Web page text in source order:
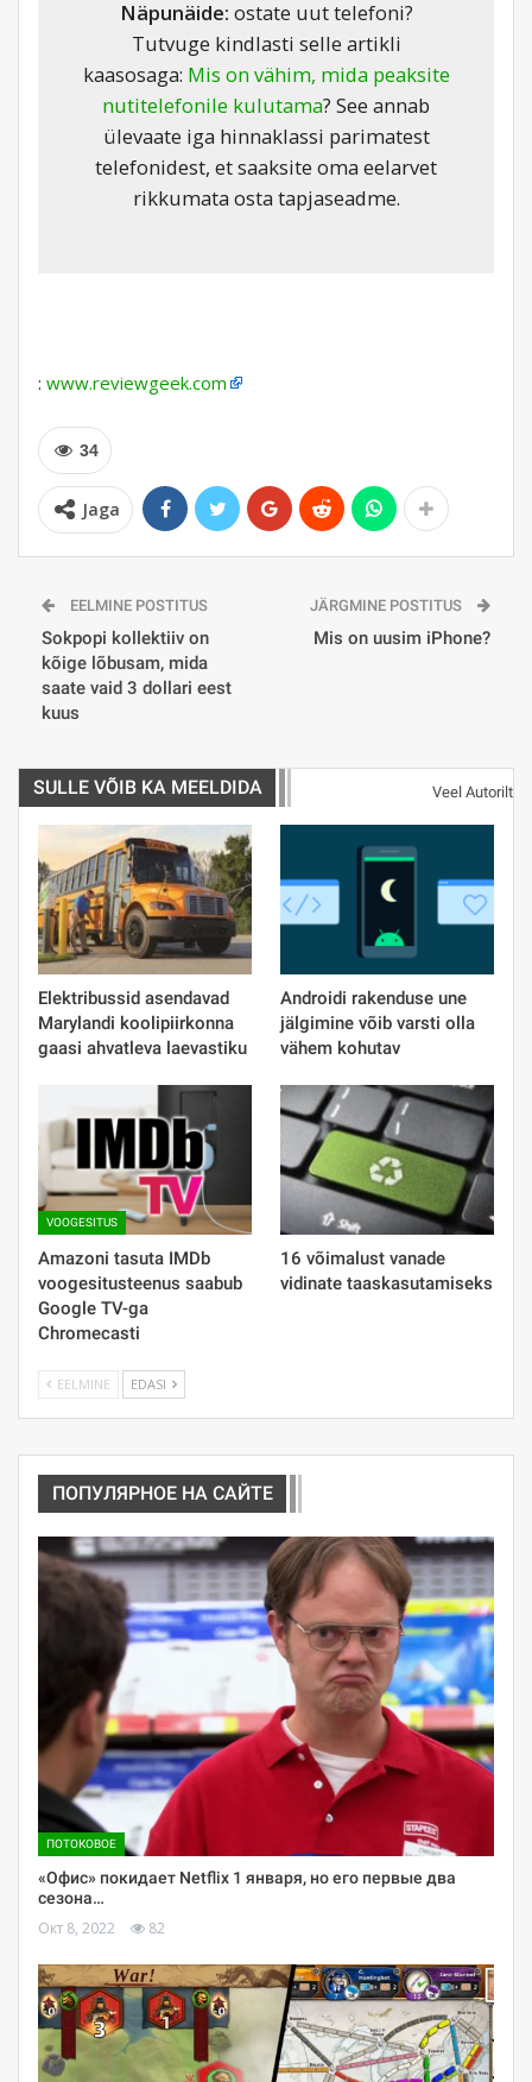
Näpunäide: ostate uut telefoni?
Tutvuge kindlasti selle artikli
kaasosaga: Mis on vähim, mida peaksite
nutitelefonile kulutama? See annab
ülevaate iga hinnaklassi parimatest
telefonidest, et saaksite oma eelarvet
rikkumata osta tapjaseadme.
: www.reviewgeek.com
34
Jaga
EELMINE POSTITUS
Sokpopi kollektiiv on
kõige lõbusam, mida
saate vaid 3 dollari eest
kuus
JÄRGMINE POSTITUS
Mis on uusim iPhone?
SULLE VÕIB KA MEELDIDA Veel Autorilt
Elektribussid asendavad
Marylandi koolipiirkonna
gaasi ahvatleva laevastiku
Androidi rakenduse une
jälgimine võib varsti olla
vähem kohutav
VOOGESITUS
Amazoni tasuta IMDb
voogesitusteenus saabub
Google TV-ga
Chromecasti
16 võimalust vanade
vidinate taaskasutamiseks
EELMINE EDASI
ПОПУЛЯРНОЕ НА САЙТЕ
ПОТОКОВОЕ
«Офис» покидает Netflix 1 января, но его первые два
сезона…
Окт 8, 2022 82